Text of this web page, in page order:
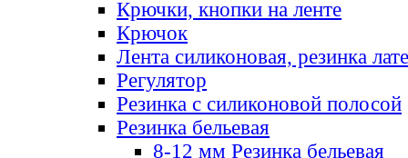
Крючки, кнопки на ленте
Крючок
Лента силиконовая, резинка
Регулятор
Резинка с силиконовой полосой
Резинка бельевая
8-12 мм Резинка бельевая